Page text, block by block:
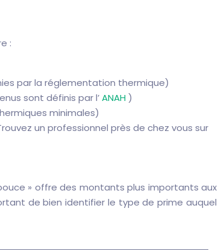
:
par la réglementation thermique)
sont définis par l’ANAH )
minimales)
un professionnel près de chez vous sur
» offre des montants plus importants aux
de bien identifier le type de prime auquel